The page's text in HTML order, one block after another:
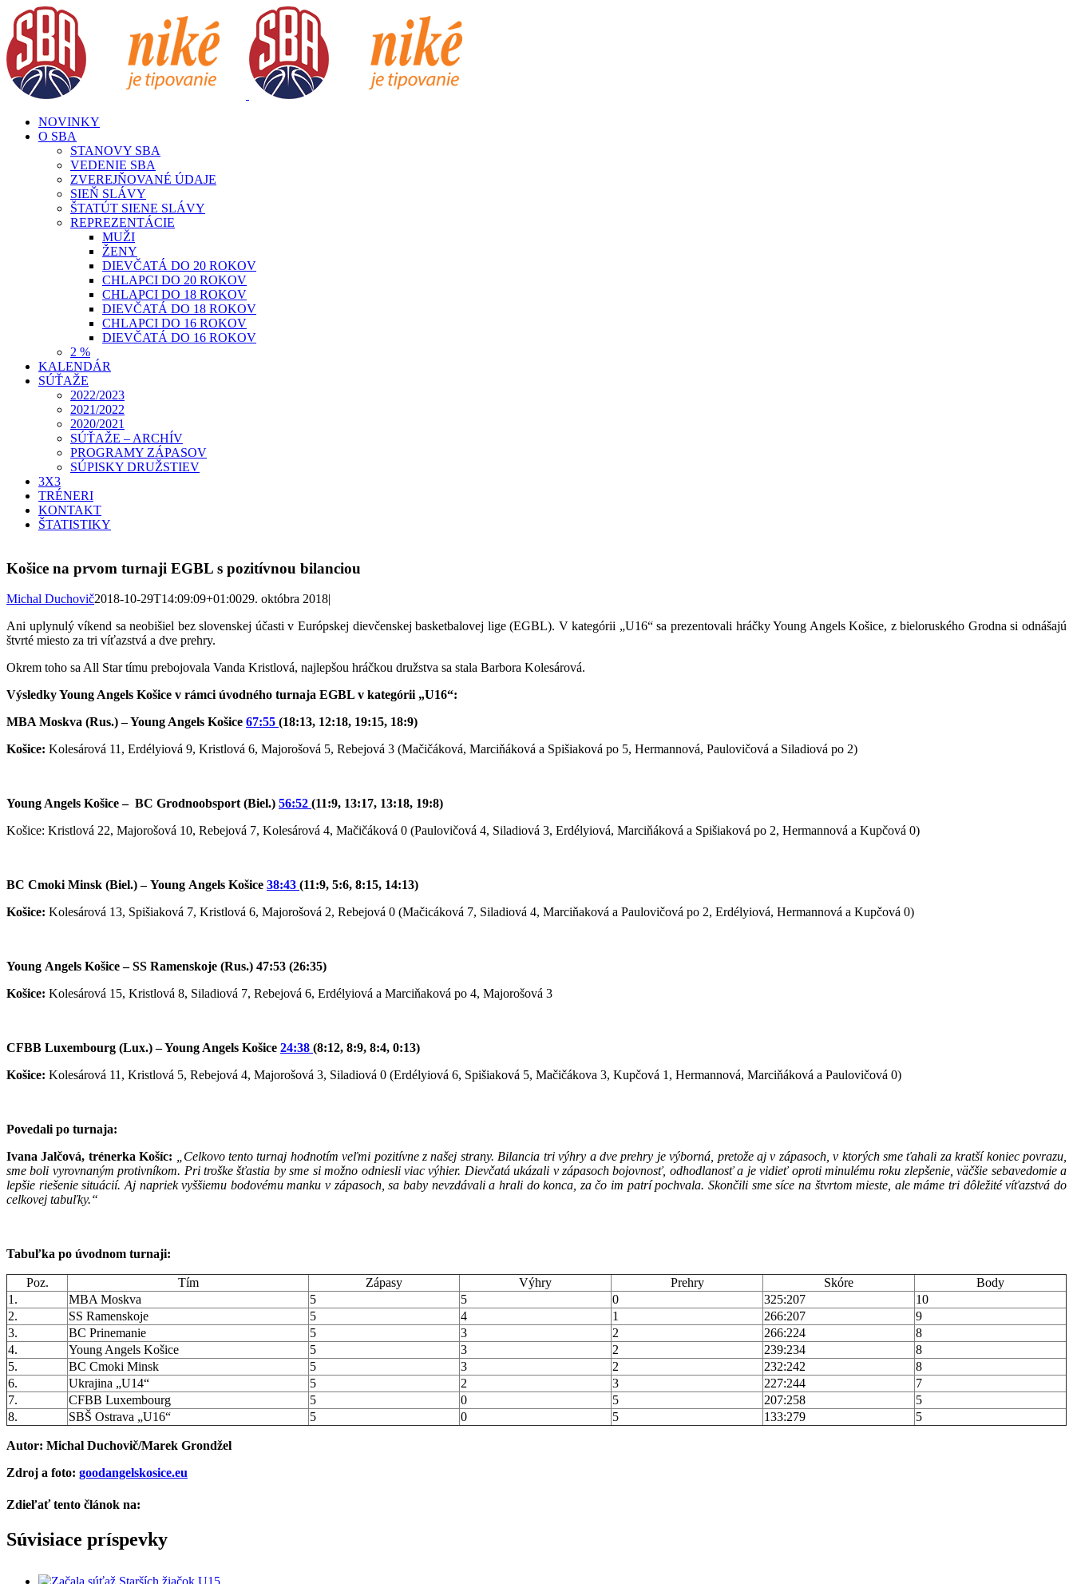
Skip
to
content
NOVINKY
O SBA
STANOVY SBA
VEDENIE SBA
ZVEREJŇOVANÉ ÚDAJE
SIEŇ SLÁVY
ŠTATÚT SIENE SLÁVY
REPREZENTÁCIE
MUŽI
ŽENY
DIEVČATÁ DO 20 ROKOV
CHLAPCI DO 20 ROKOV
CHLAPCI DO 18 ROKOV
DIEVČATÁ DO 18 ROKOV
CHLAPCI DO 16 ROKOV
DIEVČATÁ DO 16 ROKOV
2 %
KALENDÁR
SÚŤAŽE
2022/2023
2021/2022
2020/2021
SÚŤAŽE – ARCHÍV
PROGRAMY ZÁPASOV
SÚPISKY DRUŽSTIEV
3X3
TRÉNERI
KONTAKT
ŠTATISTIKY
Košice na prvom turnaji EGBL s pozitívnou bilanciou
Michal Duchovič2018-10-29T14:09:09+01:0029. októbra 2018|
Ani uplynulý víkend sa neobišiel bez slovenskej účasti v Európskej dievčenskej basketbalovej lige (EGBL). V kategórii „U16“ sa prezentovali hráčky Young Angels Košice, z bieloruského Grodna si odnášajú
štvrté miesto za tri víťazstvá a dve prehry.
Okrem toho sa All Star tímu prebojovala Vanda Kristlová, najlepšou hráčkou družstva sa stala Barbora Kolesárová.
Výsledky Young Angels Košice v rámci úvodného turnaja EGBL v kategórii „U16“:
MBA Moskva (Rus.) – Young Angels Košice 67:55 (18:13, 12:18, 19:15, 18:9)
Košice: Kolesárová 11, Erdélyiová 9, Kristlová 6, Majorošová 5, Rebejová 3 (Mačičáková, Marciňáková a Spišiaková po 5, Hermannová, Paulovičová a Siladiová po 2)
Young Angels Košice – BC Grodnoobsport (Biel.) 56:52 (11:9, 13:17, 13:18, 19:8)
Košice: Kristlová 22, Majorošová 10, Rebejová 7, Kolesárová 4, Mačičáková 0 (Paulovičová 4, Siladiová 3, Erdélyiová, Marciňáková a Spišiaková po 2, Hermannová a Kupčová 0)
BC Cmoki Minsk (Biel.) – Young Angels Košice 38:43 (11:9, 5:6, 8:15, 14:13)
Košice: Kolesárová 13, Spišiaková 7, Kristlová 6, Majorošová 2, Rebejová 0 (Mačicáková 7, Siladiová 4, Marciňaková a Paulovičová po 2, Erdélyiová, Hermannová a Kupčová 0)
Young Angels Košice – SS Ramenskoje (Rus.) 47:53 (26:35)
Košice: Kolesárová 15, Kristlová 8, Siladiová 7, Rebejová 6, Erdélyiová a Marciňaková po 4, Majorošová 3
CFBB Luxembourg (Lux.) – Young Angels Košice 24:38 (8:12, 8:9, 8:4, 0:13)
Košice: Kolesárová 11, Kristlová 5, Rebejová 4, Majorošová 3, Siladiová 0 (Erdélyiová 6, Spišiaková 5, Mačičákova 3, Kupčová 1, Hermannová, Marciňáková a Paulovičová 0)
Povedali po turnaja:
Ivana Jalčová, trénerka Košíc: „Celkovo tento turnaj hodnotím veľmi pozitívne z našej strany. Bilancia tri výhry a dve prehry je výborná, pretože aj v zápasoch, v ktorých sme ťahali za kratší koniec povrazu,
sme boli vyrovnaným protivníkom. Pri troške šťastia by sme si možno odniesli viac výhier. Dievčatá ukázali v zápasoch bojovnosť, odhodlanosť a je vidieť oproti minulému roku zlepšenie, väčšie sebavedomie a
lepšie riešenie situácií. Aj napriek vyššiemu bodovému manku v zápasoch, sa baby nevzdávali a hrali do konca, za čo im patrí pochvala. Skončili sme síce na štvrtom mieste, ale máme tri dôležité víťazstvá do
celkovej tabuľky.“
Tabuľka po úvodnom turnaji:
Poz. Tím Zápasy Výhry Prehry Skóre
Body
1.
MBA Moskva 5 5 0 325:207
10
2.
SS Ramenskoje 5 4 1 266:207
9
3.
BC Prinemanie 5 3 2 266:224
8
4.
Young Angels Košice 5 3 2 239:234
8
5.
BC Cmoki Minsk 5 3 2 232:242
8
6.
Ukrajina „U14“ 5 2 3 227:244
7
7.
CFBB Luxembourg 5 0 5 207:258
5
8.
SBŠ Ostrava „U16“ 5 0 5 133:279 5
Autor: Michal Duchovič/Marek Grondžel
Zdroj a foto: goodangelskosice.eu
Zdieľať tento článok na:
Facebook
Twitter
Súvisiace príspevky